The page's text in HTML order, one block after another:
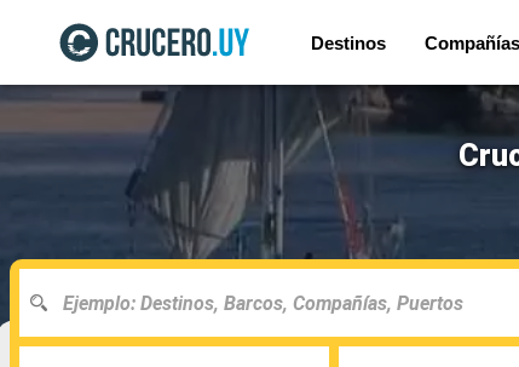
Destinos Compañías